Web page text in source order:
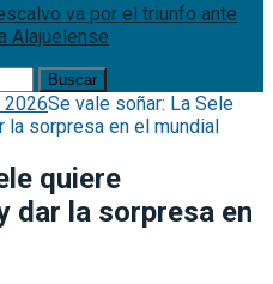
va por el triunfo ante
Alajuelense
2026Se vale soñar: La Sele
la sorpresa en el mundial
quiere
dar la sorpresa en